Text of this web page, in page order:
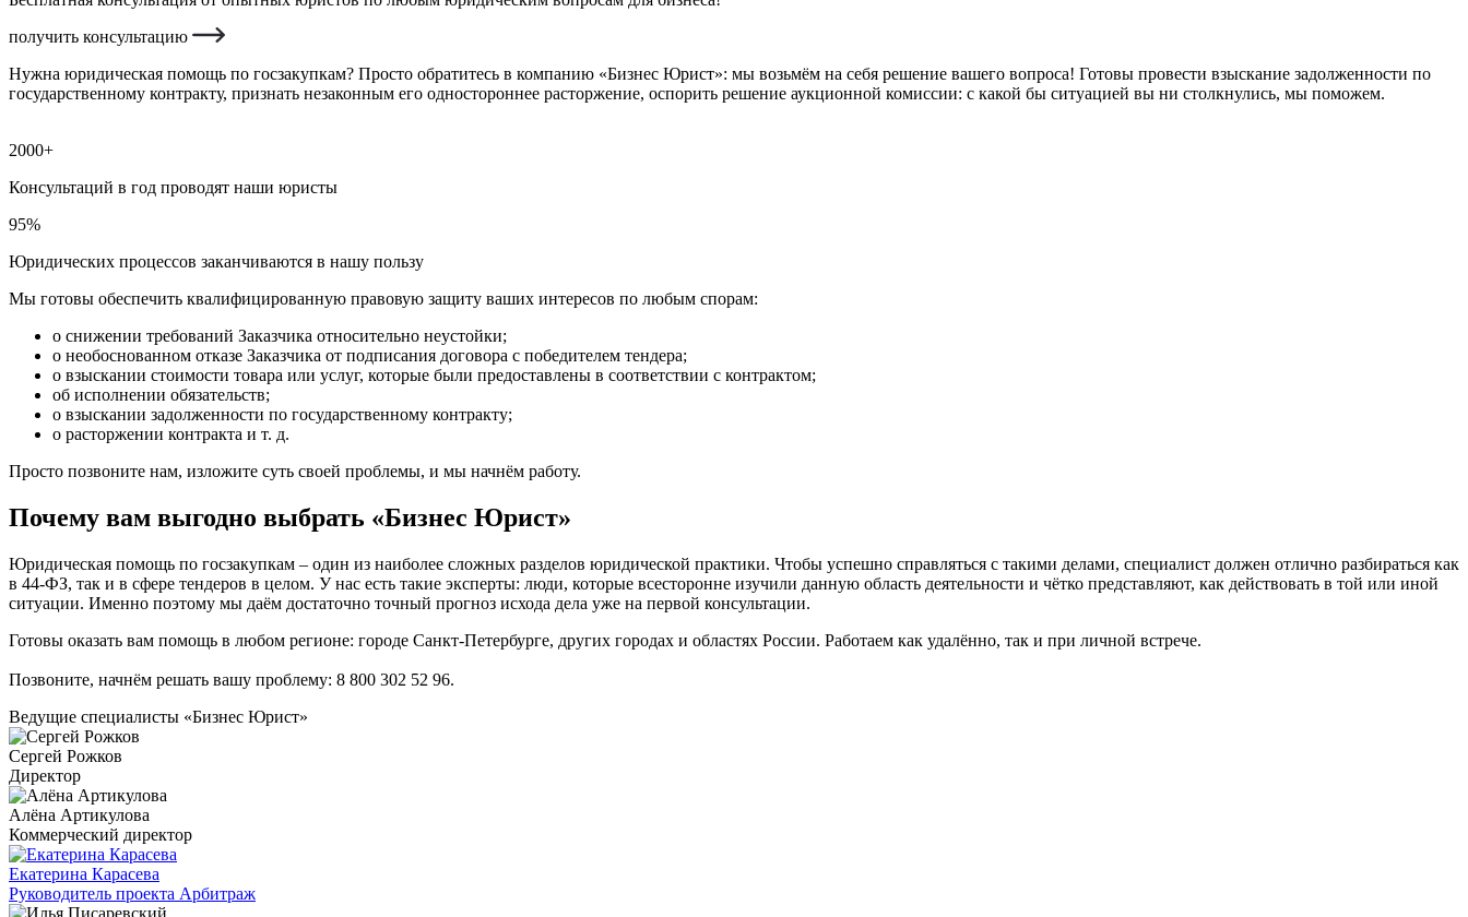
получить консультацию
Нужна юридическая помощь по госзакупкам? Просто обратитесь в компанию «Бизнес Юрист»: мы возьмём на себя решение вашего вопроса! Готовы провести взыскание задолженности по
государственному контракту, признать незаконным его одностороннее расторжение, оспорить решение аукционной комиссии: с какой бы ситуацией вы ни столкнулись, мы поможем.
2000+
Консультаций в год проводят наши юристы
95%
Юридических процессов заканчиваются в нашу пользу
Мы готовы обеспечить квалифицированную правовую защиту ваших интересов по любым спорам:
о снижении требований Заказчика относительно неустойки;
о необоснованном отказе Заказчика от подписания договора с победителем тендера;
о взыскании стоимости товара или услуг, которые были предоставлены в соответствии с контрактом;
об исполнении обязательств;
о взыскании задолженности по государственному контракту;
о расторжении контракта и т. д.
Просто позвоните нам, изложите суть своей проблемы, и мы начнём работу.
Почему вам выгодно выбрать «Бизнес Юрист»
Юридическая помощь по госзакупкам – один из наиболее сложных разделов юридической практики. Чтобы успешно справляться с такими делами, специалист должен отлично разбираться как
в 44-ФЗ, так и в сфере тендеров в целом. У нас есть такие эксперты: люди, которые всесторонне изучили данную область деятельности и чётко представляют, как действовать в той или иной
ситуации. Именно поэтому мы даём достаточно точный прогноз исхода дела уже на первой консультации.
Готовы оказать вам помощь в любом регионе: городе Санкт-Петербурге, других городах и областях России. Работаем как удалённо, так и при личной встрече.
Позвоните, начнём решать вашу проблему: 8 800 302 52 96.
Ведущие специалисты «Бизнес Юрист»
Сергей Рожков
Директор
Алёна Артикулова
Коммерческий директор
Екатерина Карасева
Руководитель проекта Арбитраж